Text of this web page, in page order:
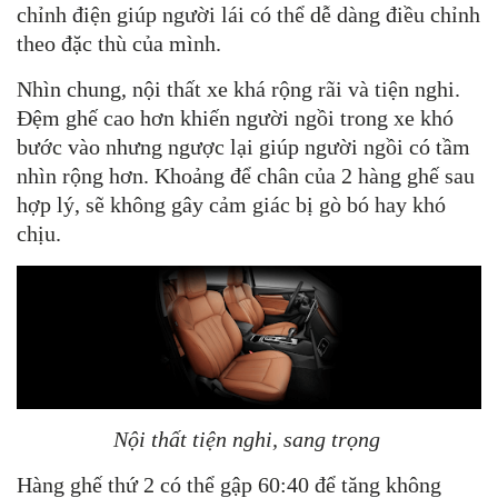
chỉnh điện giúp người lái có thể dễ dàng điều chỉnh
theo đặc thù của mình.
Nhìn chung, nội thất xe khá rộng rãi và tiện nghi.
Đệm ghế cao hơn khiến người ngồi trong xe khó
bước vào nhưng ngược lại giúp người ngồi có tầm
nhìn rộng hơn. Khoảng để chân của 2 hàng ghế sau
hợp lý, sẽ không gây cảm giác bị gò bó hay khó
chịu.
Nội thất tiện nghi, sang trọng
Hàng ghế thứ 2 có thể gập 60:40 để tăng không